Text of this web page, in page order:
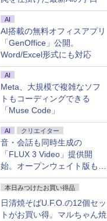
AI
AI搭載の無料オフィスアプリ
「GenOffice」公開。
Word/Excel形式にも対応
AI
Meta、大規模で複雑なソフ
トもコーディングできる
「Muse Code」
AI クリエイター
音・会話も同時生成の
「FLUX 3 Video」提供開
始。オープンウェイト版も計
画
本日みつけたお買い得品
日清焼そばU.F.O.の12個セッ
トがお買い得。マルちゃん焼